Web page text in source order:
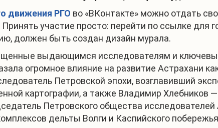
движения РГО во «ВКонтакте» можно отдать
участие просто: перейти по ссылке для
должен быть создан дизайн мурала.
выдающимся исследователям и
огромное влияние на развитие Астрахани
Петровской эпохи, возглавивший
картографии, а также Владимир Хлебников
Петровского общества
дельты Волги и Каспийского